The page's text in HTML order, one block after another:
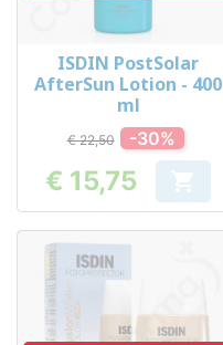
ISDIN PostSolar
AfterSun Lotion - 400
ml
€ 22,50 -30%
Prijs
€ 15,75 